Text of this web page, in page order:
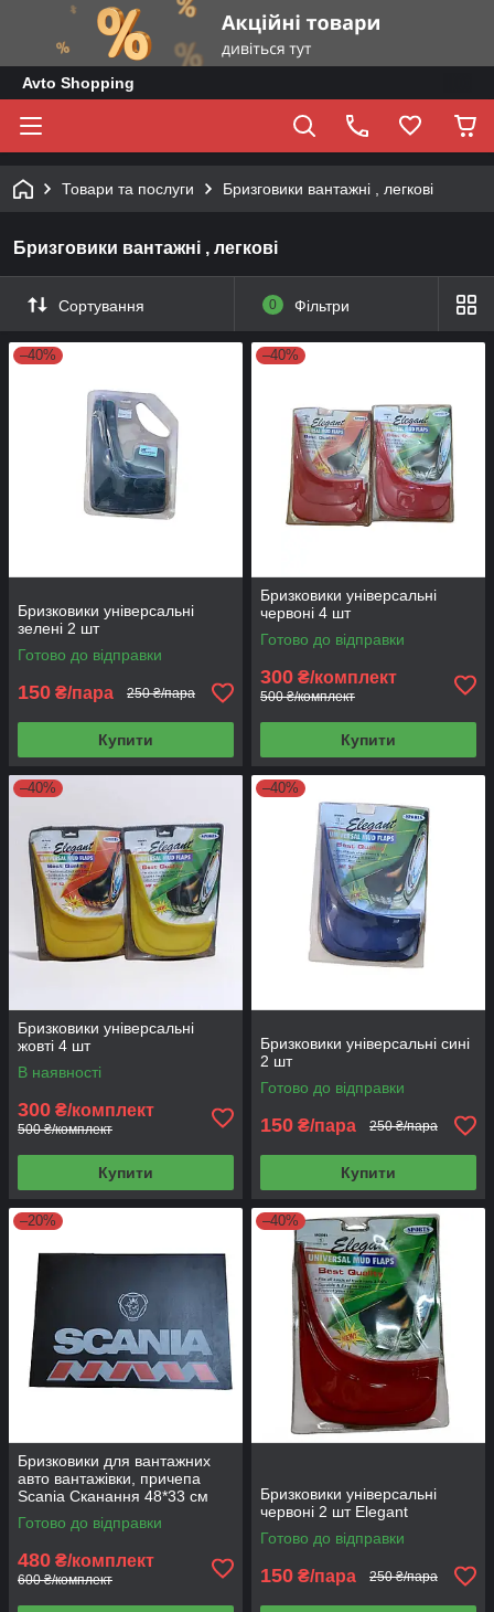
Avto Shopping
Товари та послуги Бризговики вантажні , легкові
Бризговики вантажні , легкові
Сортування 0 Фільтри
–40%
Бризковики універсальні
зелені 2 шт
Готово до відправки
150 ₴/пара 250 ₴/пара
Купити
–40%
Бризковики універсальні
червоні 4 шт
Готово до відправки
300 ₴/комплект
500 ₴/комплект
Купити
–40%
Бризковики універсальні
жовті 4 шт
В наявності
300 ₴/комплект
500 ₴/комплект
Купити
–40%
Бризковики універсальні сині
2 шт
Готово до відправки
150 ₴/пара 250 ₴/пара
Купити
–20%
Бризковики для вантажних
авто вантажівки, причепа
Scania Сканання 48*33 см
Готово до відправки
480 ₴/комплект
600 ₴/комплект
–40%
Бризковики універсальні
червоні 2 шт Elegant
Готово до відправки
150 ₴/пара 250 ₴/пара